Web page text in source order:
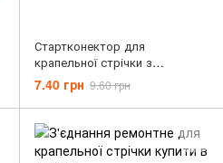
Стартконектор для
крапельної стрічки з
піджимом
7.40 грн 9.60 грн